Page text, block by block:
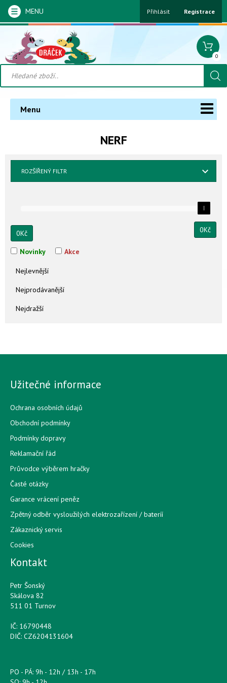
MENU Přihlásit Registrace
0
Menu
NERF
ROZŠÍŘENÝ FILTR
0Kč 0Kč
Novinky Akce
Nejlevnější
Nejprodávanější
Nejdražší
Užitečné informace
Ochrana osobních údajů
Obchodní podmínky
Podmínky dopravy
Reklamační řád
Průvodce výběrem hračky
Časté otázky
Garance vrácení peněz
Zpětný odběr vysloužilých elektrozařízení / bateríí
Zákaznický servis
Cookies
Kontakt
Petr Šonský
Skálova 82
511 01 Turnov
IČ: 16790448
DIČ: CZ6204131604
PO - PÁ: 9h - 12h / 13h - 17h